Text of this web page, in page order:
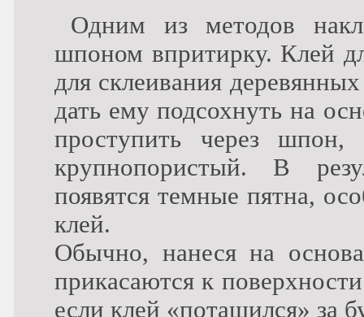
Одним из методов
шпоном впритирку. Клей
для склеивания
дать ему подсохнуть на
проступить через
крупнопористый. В
появятся темные пятна,
клей.
Обычно, нанеся на
прикасаются к
если клей «потащился» за